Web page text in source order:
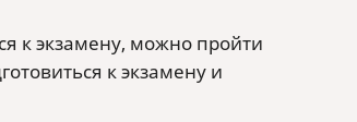
к экзамену, можно пройти
к экзамену и